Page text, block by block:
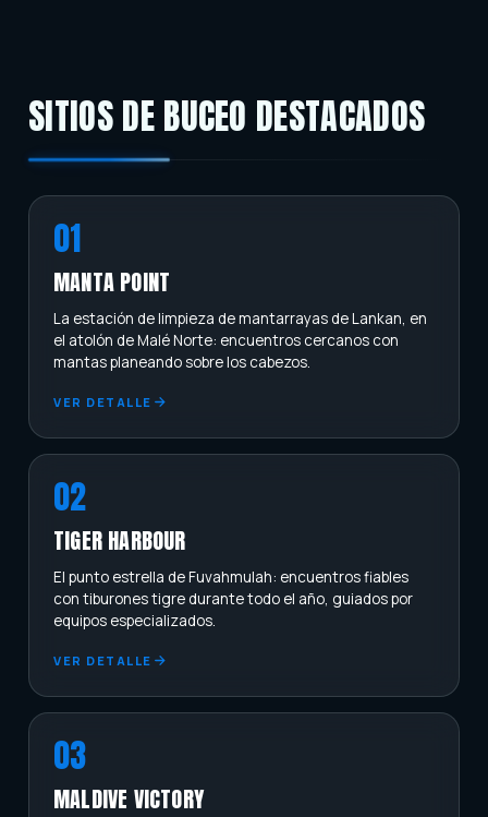
SITIOS DE BUCEO DESTACADOS
01
MANTA POINT
La estación de limpieza de mantarrayas de Lankan, en
el atolón de Malé Norte: encuentros cercanos con
mantas planeando sobre los cabezos.
VER DETALLE
02
TIGER HARBOUR
El punto estrella de Fuvahmulah: encuentros fiables
con tiburones tigre durante todo el año, guiados por
equipos especializados.
VER DETALLE
03
MALDIVE VICTORY
Contactaconnosotros
OceanWorldExpeditions
viajar y bucear en una experiencia inolvidable. Ya estés
soñando con
vida a bordo
nadar contiburones, descubrir arrecifes únicos o hacer
tu próximo
amigos